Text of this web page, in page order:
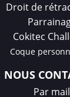
Droit de
Cokitec
Coque
NOUS
Par mail